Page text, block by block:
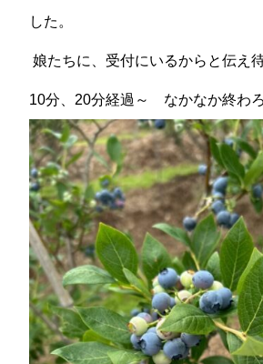
した。
娘たちに、受付にいるからと伝え
10分、20分経過～ なかなか終わろ